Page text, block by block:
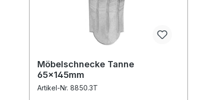
Möbelschnecke Tanne
65x145mm
Artikel-Nr. 8850.3T